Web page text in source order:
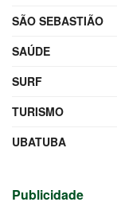
SÃO SEBASTIÃO
SAÚDE
SURF
TURISMO
UBATUBA
Publicidade